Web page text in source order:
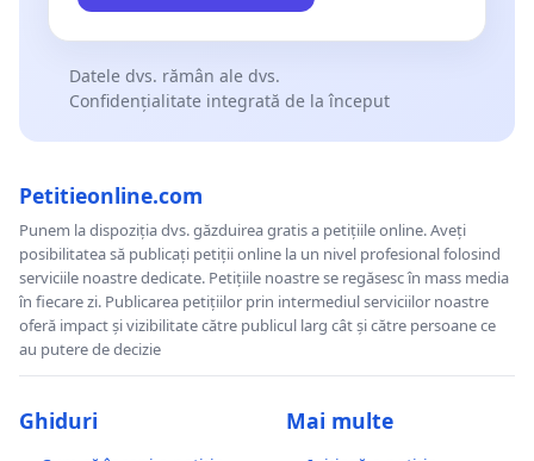
Datele dvs. rămân ale dvs.
Confidențialitate integrată de la început
Petitieonline.com
Punem la dispoziția dvs. găzduirea gratis a petițiile online. Aveți
posibilitatea să publicați petiții online la un nivel profesional folosind
serviciile noastre dedicate. Petițiile noastre se regăsesc în mass media
în fiecare zi. Publicarea petițiilor prin intermediul serviciilor noastre
oferă impact și vizibilitate către publicul larg cât și către persoane ce
au putere de decizie
Ghiduri Mai multe